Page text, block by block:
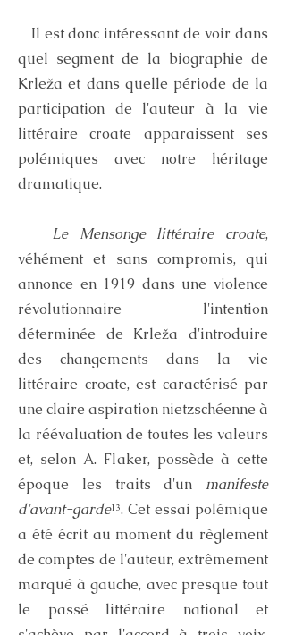
Il est donc intéressant de voir dans
quel segment de la biographie de
Krleža et dans quelle période de la
participation de l'auteur à la vie
littéraire croate apparaissent ses
polémiques avec notre héritage
dramatique.
Le Mensonge littéraire croate,
véhément et sans compromis, qui
annonce en 1919 dans une violence
révolutionnaire l'intention
déterminée de Krleža d'introduire
des changements dans la vie
littéraire croate, est caractérisé par
une claire aspiration nietzschéenne à
la réévaluation de toutes les valeurs
et, selon A. Flaker, possède à cette
époque les traits d'un manifeste
d'avant-garde¹³. Cet essai polémique
a été écrit au moment du règlement
de comptes de l'auteur, extrêmement
marqué à gauche, avec presque tout
le passé littéraire national et